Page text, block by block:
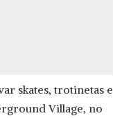
skates, trotinetas e
Village, no